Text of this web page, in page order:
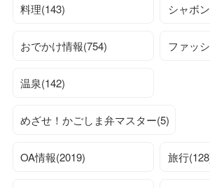
料理(143) シャボ
おでかけ情報(754) ファッ
温泉(142)
めざせ！かごしま弁マスター(5)
OA情報(2019) 旅行